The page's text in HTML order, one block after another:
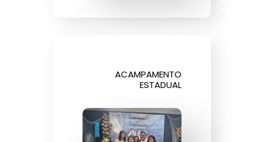
ACAMPAMENTO
ESTADUAL